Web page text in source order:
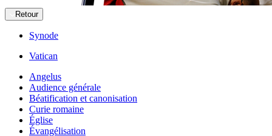
Retour
Synode
Vatican
Angelus
Audience générale
Béatification et canonisation
Curie romaine
Église
Évangélisation